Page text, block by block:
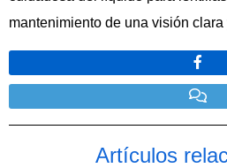
mantenimiento de una visión
Artículos